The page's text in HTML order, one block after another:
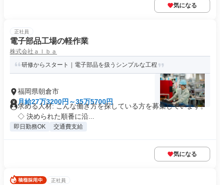
気になる
正社員
電子部品工場の軽作業
株式会社ａｌｂａ
研修からスタート｜電子部品を扱うシンプルな工程
福岡県朝倉市
月給27万3200円～35万5700円
求める人材: こんな働き方を探している方を募集しています。
◇ 決められた順番に沿...
即日勤務OK 交通費支給
気になる
正社員